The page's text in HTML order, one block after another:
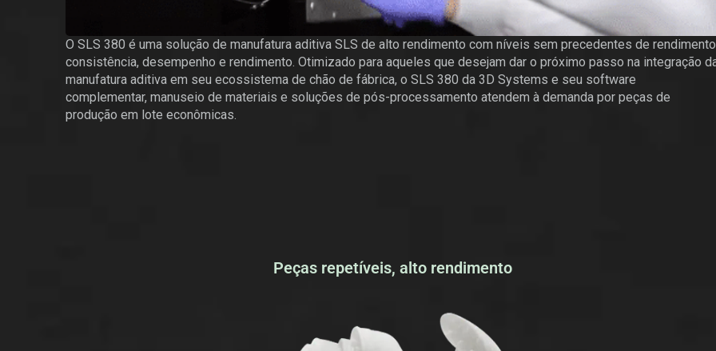
O SLS 380 é uma solução de manufatura aditiva SLS de alto rendimento com níveis sem precedentes de
consistência, desempenho e rendimento. Otimizado para aqueles que desejam dar o próximo passo na integração
manufatura aditiva em seu ecossistema de chão de fábrica, o SLS 380 da 3D Systems e seu software
complementar, manuseio de materiais e soluções de pós-processamento atendem à demanda por peças de
produção em lote econômicas.
Peças repetíveis, alto rendimento